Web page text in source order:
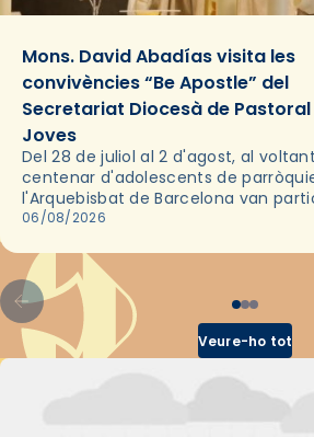
Mons. David Abadías visita les
convivències “Be Apostle” del
Secretariat Diocesà de
Joves
Del 28 de juliol al 2 d'agost, al
centenar d'adolescents de
l'Arquebisbat de Barcelona van
les convivències Be Apostle,
06/08/2026
Veure-ho tot